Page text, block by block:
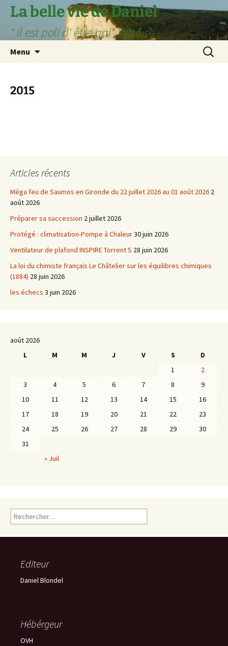
Aller
contenu
La belle vie de Daniel
" il est poli d' être gai" Voltaire
Menu
2015
Articles récents
Méga feu de Saumos en Gironde du 22 juillet 2026 au 01 août 2026 2
août 2026
Préparer sa succession 2 juillet 2026
Protégé : climatisation-Pompe à Chaleur30 juin 2026
Ventilateur de plafond INSPIRE Torrent S 28 juin 2026
La loi du chimiste français Le Châtelier sur les équilibres chimiques
(1884) 28 juin 2026
les échecs 3 juin 2026
août 2026
L
M M J V S
D
1
2
3
4 5 6 7 8
9
10
11 12 13 14 15
16
17
18 19 20 21 22
23
24
25 26 27 28 29
30
31
« Juil
Rechercher :
Editeur
Daniel Blondel
Hébérgeur
OVH